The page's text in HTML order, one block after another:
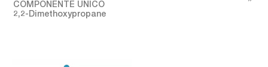
COMPONENTE UNICO
2,2-Dimethoxypropane